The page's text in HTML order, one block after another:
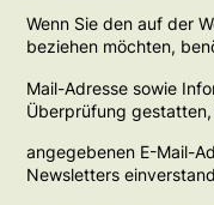
Wenn Sie den auf der
beziehen möchten,
Mail-Adresse sowie
Überprüfung
angegebenen E-Mail-
Newsletters